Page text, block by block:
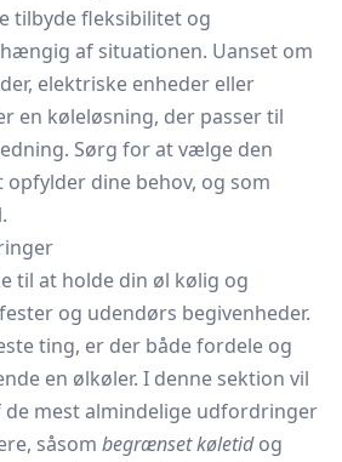
tilbyde fleksibilitet og
af situationen. Uanset om
elektriske enheder eller
en køleløsning, der passer til
Sørg for at vælge den
dine behov, og som
til at holde din øl kølig og
og udendørs begivenheder.
ting, er der både fordele og
en ølkøler. I denne sektion vil
mest almindelige udfordringer
såsom begrænset køletidog